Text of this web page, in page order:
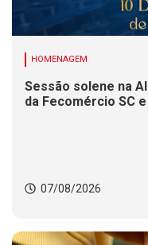
HOMENAGEM
Sessão solene na
da Fecomércio SC
07/08/2026